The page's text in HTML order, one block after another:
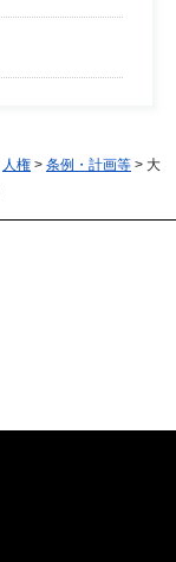
人権 > 条例・計画等 > 大